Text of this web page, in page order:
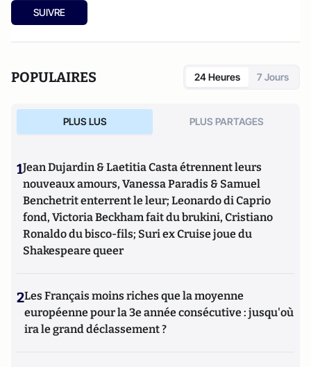
SUIVRE
POPULAIRES 24 Heures 7 Jours
PLUS LUS PLUS PARTAGES
1Jean Dujardin & Laetitia Casta étrennent leurs
nouveaux amours, Vanessa Paradis & Samuel
Benchetrit enterrent le leur; Leonardo di Caprio
fond, Victoria Beckham fait du brukini, Cristiano
Ronaldo du bisco-fils; Suri ex Cruise joue du
Shakespeare queer
2Les Français moins riches que la moyenne
européenne pour la 3e année consécutive : jusqu'où
ira le grand déclassement ?